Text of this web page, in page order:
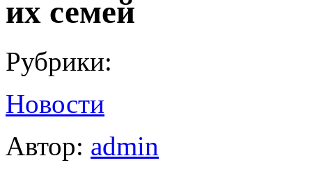
их семей
Рубрики:
Новости
Автор: admin